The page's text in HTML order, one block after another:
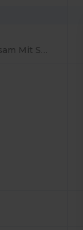
Duo -Spiegel Lippenbalsam Mit Spiegel